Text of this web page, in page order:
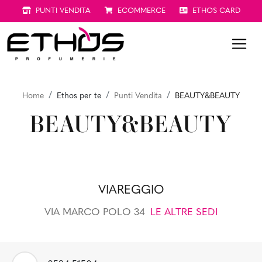
PUNTI VENDITA ECOMMERCE ETHOS CARD
Home Ethos per te Punti Vendita BEAUTY&BEAUTY
BEAUTY&BEAUTY
VIAREGGIO
VIA MARCO POLO 34 LE ALTRE SEDI